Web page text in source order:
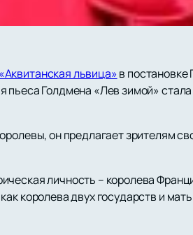
львица»в
пьеса Голдмена «Лев зимой»
он предлагает зрителям
личность – королева
королева двух государств и